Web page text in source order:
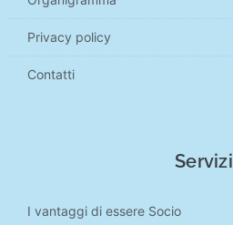
Privacy policy
Contatti
Servizi
I vantaggi di essere Socio